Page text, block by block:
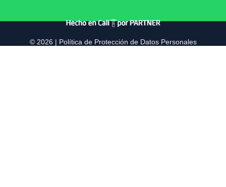
© 2026 | Política de Protección de Datos Personales